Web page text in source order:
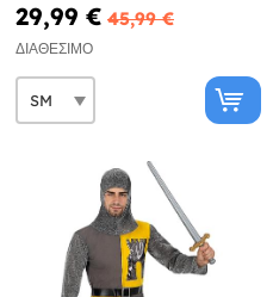
29,99 € 45,99 €
ΔΙΑΘΈΣΙΜΟ